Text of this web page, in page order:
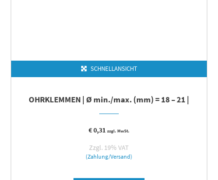
SCHNELLANSICHT
OHRKLEMMEN | Ø min./max. (mm) = 18 – 21 |
€0,31 zzgl. MwSt.
Zzgl. 19% VAT
(Zahlung/Versand)